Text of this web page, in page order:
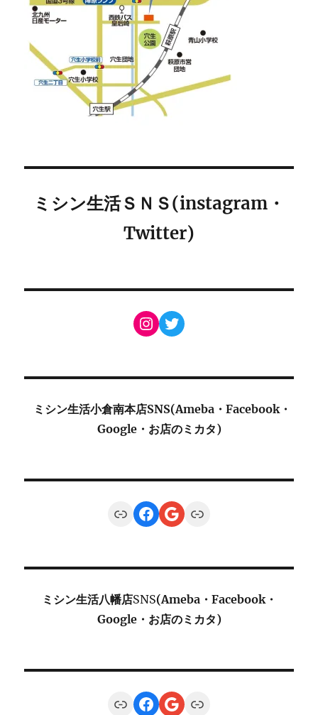
ミシン生活ＳＮＳ(instagram・
Twitter)
Instagram
Twitter
ミシン生活小倉南本店SNS(Ameba・Facebook・
Google・お店のミカタ)
LinkFacebook
Google
Link
ミシン生活八幡店SNS(Ameba・Facebook・
Google・お店のミカタ)
LinkFacebook
Google
Link